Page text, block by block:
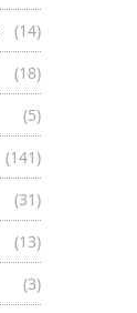
(14)
(18)
(5)
(141)
(31)
(13)
(3)